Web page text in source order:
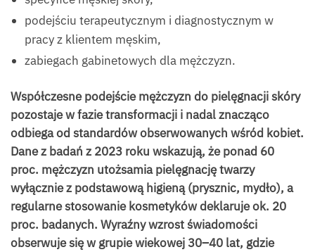
podejściu terapeutycznym i diagnostycznym w
pracy z klientem męskim,
zabiegach gabinetowych dla mężczyzn.
Współczesne podejście mężczyzn do pielęgnacji skóry
pozostaje w fazie transformacji i nadal znacząco
odbiega od standardów obserwowanych wśród kobiet.
Dane z badań z 2023 roku wskazują, że ponad 60
proc. mężczyzn utożsamia pielęgnację twarzy
wyłącznie z podstawową higieną (prysznic, mydło), a
regularne stosowanie kosmetyków deklaruje ok. 20
proc. badanych. Wyraźny wzrost świadomości
obserwuje się w grupie wiekowej 30–40 lat, gdzie